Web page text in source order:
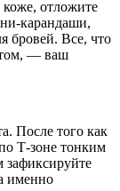
коже, отложите
карандаши,
бровей. Все, что
— ваш
После того как
Т-зоне тонким
зафиксируйте
именно